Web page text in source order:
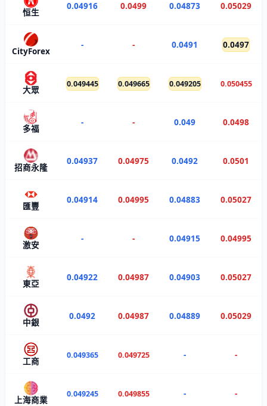
恒生
0.04916 0.0499 0.04873 0.05029
CityForex
- - 0.0491 0.0497
大眾
0.049445 0.049665 0.049205 0.050455
多福
- - 0.049 0.0498
招商永隆
0.04937 0.04975 0.0492 0.0501
匯豐
0.04914 0.04995 0.04883 0.05027
激安
- - 0.04915 0.04995
東亞
0.04922 0.04987 0.04903 0.05027
中銀
0.0492 0.04987 0.04889 0.05029
工商
0.049365 0.049725 - -
上海商業
0.049245 0.049855 - -